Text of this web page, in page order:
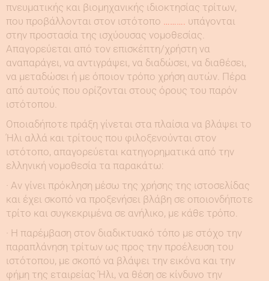
πνευματικής και βιομηχανικής ιδιοκτησίας τρίτων,
που προβάλλονται στον ιστότοπο ………. υπάγονται
στην προστασία της ισχύουσας νομοθεσίας.
Απαγορεύεται από τον επισκέπτη/χρήστη να
αναπαράγει, να αντιγράψει, να διαδώσει, να διαθέσει,
να μεταδώσει ή με όποιον τρόπο χρήση αυτών. Πέρα
από αυτούς που ορίζονται στους όρους του παρόν
ιστότοπου.
Οποιαδήποτε πράξη γίνεται στα πλαίσια να βλάψει το
Ήλι αλλά και τρίτους που φιλοξενούνται στον
ιστότοπο, απαγορεύεται κατηγορηματικά από την
ελληνική νομοθεσία τα παρακάτω:
· Αν γίνει πρόκληση μέσω της χρήσης της ιστοσελίδας
και έχει σκοπό να προξενήσει βλάβη σε οποιονδήποτε
τρίτο και συγκεκριμένα σε ανήλικο, με κάθε τρόπο.
· Η παρέμβαση στον διαδικτυακό τόπο με στόχο την
παραπλάνηση τρίτων ως προς την προέλευση του
ιστότοπου, με σκοπό να βλάψει την εικόνα και την
φήμη της εταιρείας Ήλι, να θέση σε κίνδυνο την